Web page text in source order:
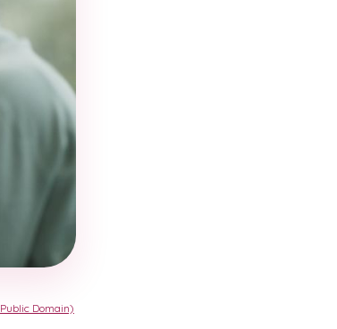
Domain)